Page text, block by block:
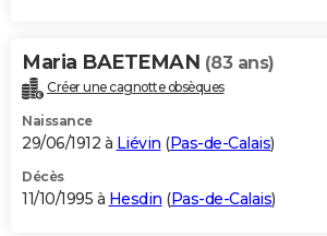
Maria BAETEMAN (83 ans)
Créer une cagnotte obsèques
Naissance
29/06/1912 à Liévin (Pas-de-Calais)
Décès
11/10/1995 à Hesdin (Pas-de-Calais)